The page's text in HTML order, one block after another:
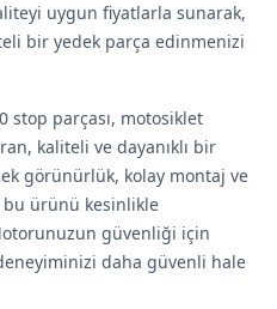
uygun fiyatlarla sunarak,
bir yedek parça edinmenizi
stop parçası, motosiklet
kaliteli ve dayanıklı bir
görünürlük, kolay montaj ve
ürünü kesinlikle
güvenliği için
daha güvenli hale